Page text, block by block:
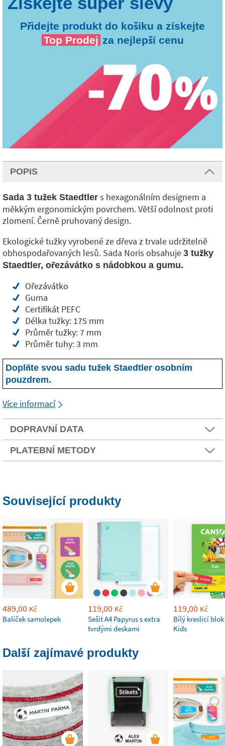
Přidejte produkt do košíku a získejte
Top Prodej za nejlepší cenu
POPIS
Sada 3 tužek Staedtler s hexagonálním designem a
měkkým ergonomickým povrchem. Větší odolnost proti
zlomení. Černě pruhovaný design.
Ekologické tužky vyrobené ze dřeva z trvale udržitelně
obhospodařovaných lesů. Sada Noris obsahuje 3 tužky
Staedtler, ořezávátko s nádobkou a gumu.
Ořezávátko
Guma
Certifikát PEFC
Délka tužky: 175 mm
Průměr tužky: 7 mm
Průměr tuhy: 3 mm
Doplňte svou sadu tužek Staedtler osobním
pouzdrem.
Více informací
DOPRAVNÍ DATA
PLATEBNÍ METODY
Související produkty
489,00 Kč
Balíček samolepek
119,00 Kč
Sešit A4 Papyrus s extra
tvrdými deskami
119,00 Kč
Bílý kreslicí
Kids
Další zajímavé produkty